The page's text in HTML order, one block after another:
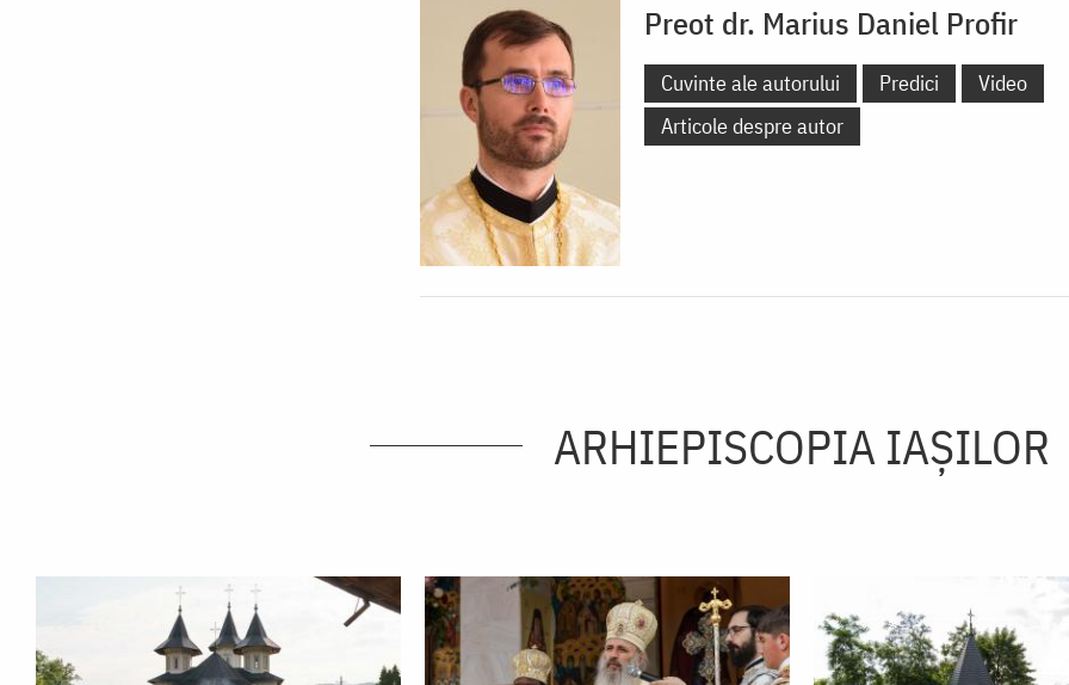
Preot dr. Marius Daniel Profir
Cuvinte ale autorului Predici
Video
Articole despre autor
ARHIEPISCOPIA IAŞILOR